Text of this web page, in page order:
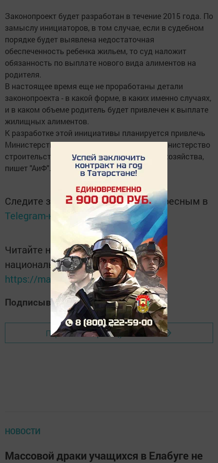
Законопроект будет разработан в течение 2015 года. По
замыслу инициаторов, в том случае, если в судебном
порядке будет выявлена недостаточная
обеспеченность ребенка жильем, то суд наложит
обязанность по выплате нового вида алиментов на
родителя.
В настоящее время еще не проработаны детали
законопроекта - в какой форме, в каких именно случаях,
и в каком объеме родитель будет привлечен к выплате
жилищных алиментов.
К разработке этой инициативы планируется привлечь
Министерство образования, Минтруда и Министерство
строительства и жилищно-коммунального хозяйства,
пишет "АиФ".
Следите за самым важным и интересным в
Telegram-канале
Татмедиа
Читайте новости Татарстана в
национальном мессенджере MАХ:
https://max.ru/tatmedia
Подписывайтесь на нашДзен-канал
Перейти на страницу новости
НОВОСТИ
Массовой драки учащихся в Елабуге не